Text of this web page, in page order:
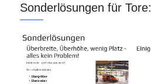
Sonderlösungen für Tore: